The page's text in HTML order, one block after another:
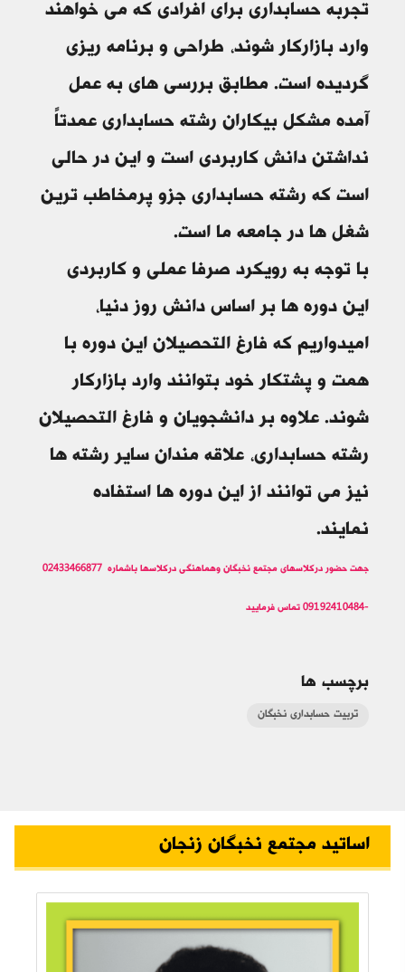
تجربه حسابداری برای افرادی که می خواهند
وارد بازارکار شوند، طراحی و برنامه ریزی
گردیده است. مطابق بررسی های به عمل
آمده مشکل بیکاران رشته حسابداری عمدتاً
نداشتن دانش کاربردی است و این در حالی
است که رشته حسابداری جزو پرمخاطب ترین
شغل ها در جامعه ما است.
با توجه به رویکرد صرفا عملی و کاربردی
این دوره ها بر اساس دانش روز دنیا،
امیدواریم که فارغ التحصیلان این دوره با
همت و پشتکار خود بتوانند وارد بازارکار
شوند. علاوه بر دانشجویان و فارغ التحصیلان
رشته حسابداری، علاقه مندان سایر رشته ها
نیز می توانند از این دوره ها استفاده
نمایند.
جهت حضور درکلاسهای مجتمع نخبگان وهماهنگی درکلاسها باشماره 02433466877
-09192410484 تماس فرمایید
برچسب ها
تربیت حسابداری نخبگان
اساتید مجتمع نخبگان زنجان